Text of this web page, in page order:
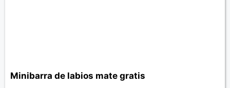
Minibarra de labios mate gratis